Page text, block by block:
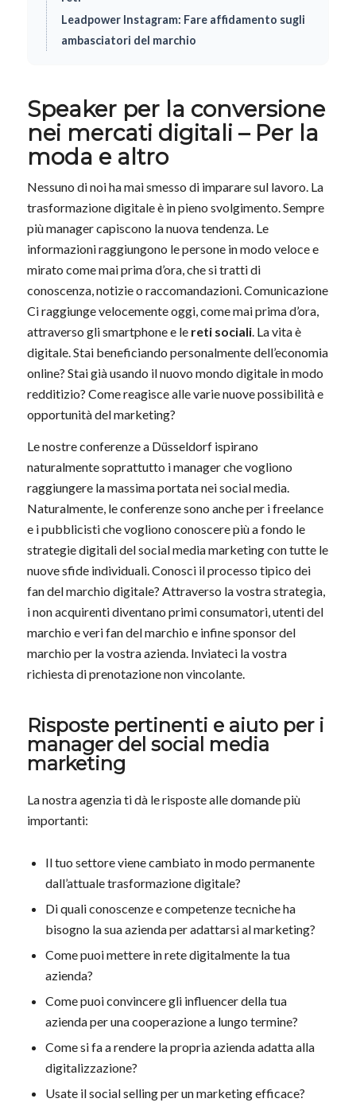
Leadpower Instagram: Fare affidamento sugli
ambasciatori del marchio
Speaker per la conversione
nei mercati digitali – Per la
moda e altro
Nessuno di noi ha mai smesso di imparare sul lavoro. La
trasformazione digitale è in pieno svolgimento. Sempre
più manager capiscono la nuova tendenza. Le
informazioni raggiungono le persone in modo veloce e
mirato come mai prima d’ora, che si tratti di
conoscenza, notizie o raccomandazioni. Comunicazione
Ci raggiunge velocemente oggi, come mai prima d’ora,
attraverso gli smartphone e le reti sociali. La vita è
digitale. Stai beneficiando personalmente dell’economia
online? Stai già usando il nuovo mondo digitale in modo
redditizio? Come reagisce alle varie nuove possibilità e
opportunità del marketing?
Le nostre conferenze a Düsseldorf ispirano
naturalmente soprattutto i manager che vogliono
raggiungere la massima portata nei social media.
Naturalmente, le conferenze sono anche per i freelance
e i pubblicisti che vogliono conoscere più a fondo le
strategie digitali del social media marketing con tutte le
nuove sfide individuali. Conosci il processo tipico dei
fan del marchio digitale? Attraverso la vostra strategia,
i non acquirenti diventano primi consumatori, utenti del
marchio e veri fan del marchio e infine sponsor del
marchio per la vostra azienda. Inviateci la vostra
richiesta di prenotazione non vincolante.
Risposte pertinenti e aiuto per i
manager del social media
marketing
La nostra agenzia ti dà le risposte alle domande più
importanti:
Il tuo settore viene cambiato in modo permanente
dall’attuale trasformazione digitale?
Di quali conoscenze e competenze tecniche ha
bisogno la sua azienda per adattarsi al marketing?
Come puoi mettere in rete digitalmente la tua
azienda?
Come puoi convincere gli influencer della tua
azienda per una cooperazione a lungo termine?
Come si fa a rendere la propria azienda adatta alla
digitalizzazione?
Usate il social selling per un marketing efficace?